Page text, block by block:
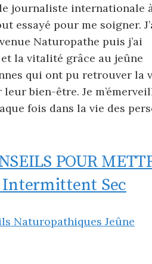
journaliste internationale
essayé pour me soigner.
Naturopathe puis j’ai
la vitalité grâce au jeûne
qui ont pu retrouver la
bien-être. Je
fois dans la vie des
POUR
Intermittent Sec